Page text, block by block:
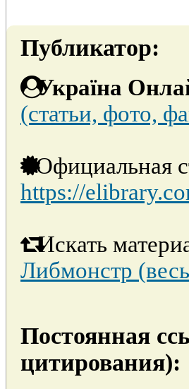
Публикатор:
Україна
(статьи, фото,
Официальная
https://
Искать
Либмонстр
Постоянная
цитирования):